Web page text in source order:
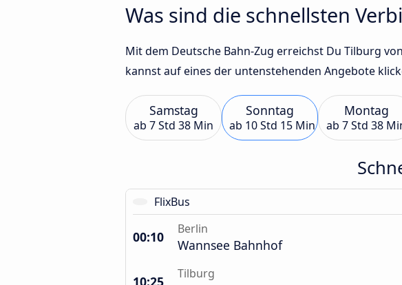
Was sind die schnellsten
Mit dem Deutsche Bahn-Zug erreichst Du Tilburg
kannst auf eines der untenstehenden Angebote
Samstag
ab 7 Std 38 Min
Sonntag
ab 10 Std 15 Min
Montag
ab 7 Std 38
FlixBus
00:10 Berlin
Wannsee Bahnhof
10:25 Tilburg